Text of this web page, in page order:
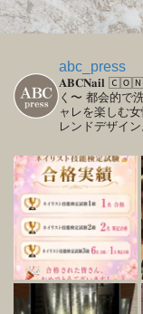
abc_press
𝐀𝐁𝐂𝐍𝐚𝐢𝐥
く〜 都会的で
ャレを楽しむ
レンドデザイン